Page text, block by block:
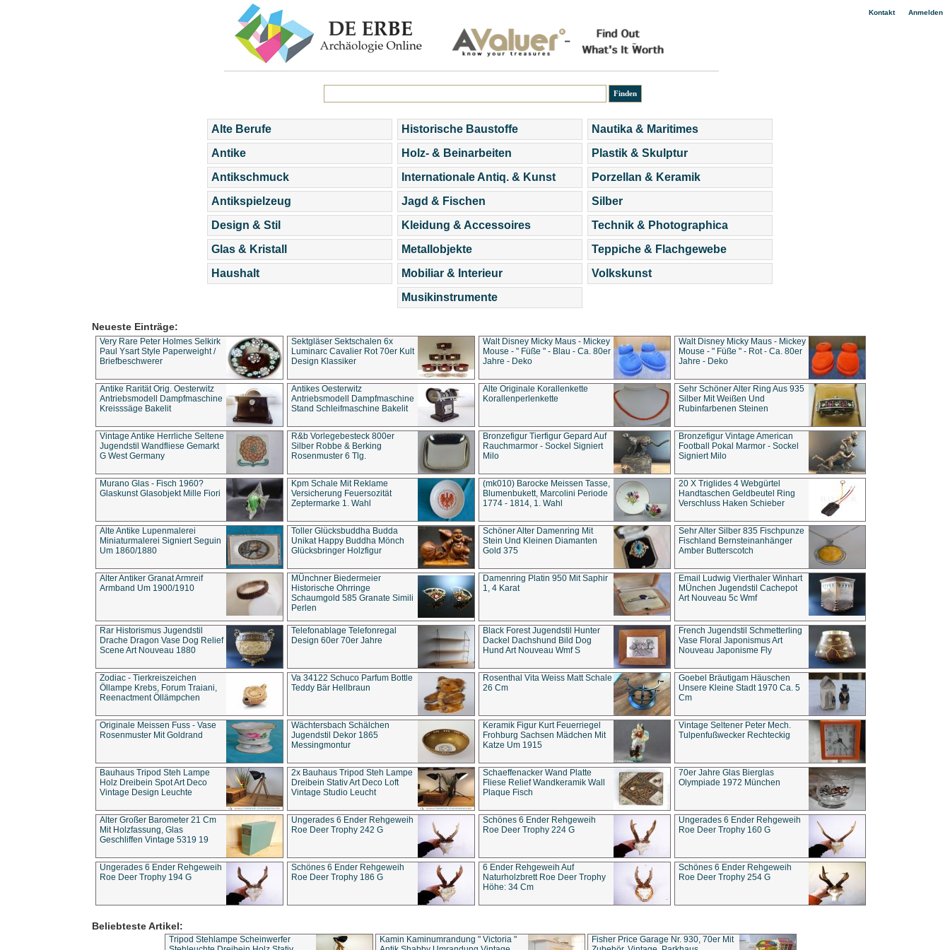
Kontakt| Anmelden
Alte Berufe
Antike
Antikschmuck
Antikspielzeug
Design & Stil
Glas & Kristall
Haushalt
Historische Baustoffe
Holz- & Beinarbeiten
Internationale Antiq. & Kunst
Jagd & Fischen
Kleidung & Accessoires
Metallobjekte
Mobiliar & Interieur
Musikinstrumente
Nautika & Maritimes
Plastik & Skulptur
Porzellan & Keramik
Silber
Technik & Photographica
Teppiche & Flachgewebe
Volkskunst
Neueste Einträge:
Very Rare Peter Holmes Selkirk
Paul Ysart Style Paperweight /
Briefbeschwerer
Sektgläser Sektschalen 6x
Luminarc Cavalier Rot 70er Kult
Design Klassiker
Walt Disney Micky Maus - Mickey
Mouse - " Füße " - Blau - Ca. 80er
Jahre - Deko
Walt Disney Micky Maus - Mickey
Mouse - " Füße " - Rot - Ca. 80er
Jahre - Deko
Antike Rarität Orig. Oesterwitz
Antriebsmodell Dampfmaschine
Kreisssäge Bakelit
Antikes Oesterwitz
Antriebsmodell Dampfmaschine
Stand Schleifmaschine Bakelit
Alte Originale Korallenkette
Korallenperlenkette
Sehr Schöner Alter Ring Aus 935
Silber Mit Weißen Und
Rubinfarbenen Steinen
Vintage Antike Herrliche Seltene
Jugendstil Wandfliese Gemarkt
G West Germany
R&b Vorlegebesteck 800er
Silber Robbe & Berking
Rosenmuster 6 Tlg.
Bronzefigur Tierfigur Gepard Auf
Rauchmarmor - Sockel Signiert
Milo
Bronzefigur Vintage American
Football Pokal Marmor - Sockel
Signiert Milo
Murano Glas - Fisch 1960?
Glaskunst Glasobjekt Mille Fiori
Kpm Schale Mit Reklame
Versicherung Feuersozität
Zeptermarke 1. Wahl
(mk010) Barocke Meissen Tasse,
Blumenbukett, Marcolini Periode
1774 - 1814, 1. Wahl
20 X Triglides 4 Webgürtel
Handtaschen Geldbeutel Ring
Verschluss Haken Schieber
Alte Antike Lupenmalerei
Miniaturmalerei Signiert Seguin
Um 1860/1880
Toller Glücksbuddha Budda
Unikat Happy Buddha Mönch
Glücksbringer Holzfigur
Schöner Alter Damenring Mit
Stein Und Kleinen Diamanten
Gold 375
Sehr Alter Silber 835 Fischpunze
Fischland Bernsteinanhänger
Amber Butterscotch
Alter Antiker Granat Armreif
Armband Um 1900/1910
MÜnchner Biedermeier
Historische Ohrringe
Schaumgold 585 Granate Simili
Perlen
Damenring Platin 950 Mit Saphir
1, 4 Karat
Email Ludwig Vierthaler Winhart
MÜnchen Jugendstil Cachepot
Art Nouveau 5c Wmf
Rar Historismus Jugendstil
Drache Dragon Vase Dog Relief
Scene Art Nouveau 1880
Telefonablage Telefonregal
Design 60er 70er Jahre
Black Forest Jugendstil Hunter
Dackel Dachshund Bild Dog
Hund Art Nouveau Wmf S
French Jugendstil Schmetterling
Vase Floral Japonismus Art
Nouveau Japonisme Fly
Zodiac - Tierkreiszeichen
Öllampe Krebs, Forum Traiani,
Reenactment Öllämpchen
Va 34122 Schuco Parfum Bottle
Teddy Bär Hellbraun
Rosenthal Vita Weiss Matt Schale
26 Cm
Goebel Bräutigam Häuschen
Unsere Kleine Stadt 1970 Ca. 5
Cm
Originale Meissen Fuss - Vase
Rosenmuster Mit Goldrand
Wächtersbach Schälchen
Jugendstil Dekor 1865
Messingmontur
Keramik Figur Kurt Feuerriegel
Frohburg Sachsen Mädchen Mit
Katze Um 1915
Vintage Seltener Peter Mech.
Tulpenfußwecker Rechteckig
Bauhaus Tripod Steh Lampe
Holz Dreibein Spot Art Deco
Vintage Design Leuchte
2x Bauhaus Tripod Steh Lampe
Dreibein Stativ Art Deco Loft
Vintage Studio Leucht
Schaeffenacker Wand Platte
Fliese Relief Wandkeramik Wall
Plaque Fisch
70er Jahre Glas Bierglas
Olympiade 1972 München
Alter Großer Barometer 21 Cm
Mit Holzfassung, Glas
Geschliffen Vintage 5319 19
Ungerades 6 Ender Rehgeweih
Roe Deer Trophy 242 G
Schönes 6 Ender Rehgeweih
Roe Deer Trophy 224 G
Ungerades 6 Ender Rehgeweih
Roe Deer Trophy 160 G
Ungerades 6 Ender Rehgeweih
Roe Deer Trophy 194 G
Schönes 6 Ender Rehgeweih
Roe Deer Trophy 186 G
6 Ender Rehgeweih Auf
Naturholzbrett Roe Deer Trophy
Höhe: 34 Cm
Schönes 6 Ender Rehgeweih
Roe Deer Trophy 254 G
Beliebteste Artikel:
Tripod Stehlampe Scheinwerfer
Kamin Kaminumrandung " Victoria "
Fisher Price Garage Nr. 930, 70er Mit